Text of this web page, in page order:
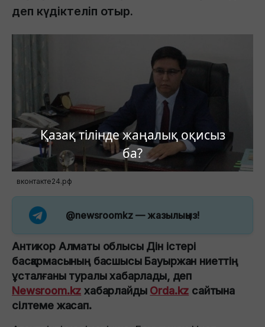
Қазақ тілінде жаңалық оқисыз
ба?
деп күдіктеліп отыр.
вконтакте24.рф
@newsroomkz — жазылыңыз!
Антикор Алматы облысы Дін істері
басқармасының басшысы Бауыржан ниеттің
ұсталғаны туралы хабарлады, деп
Newsroom.kz хабарлайды Orda.kz сайтына
сілтеме жасап.